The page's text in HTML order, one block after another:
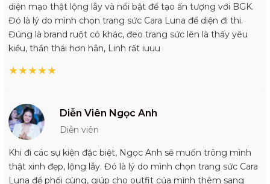
diện mạo thật lộng lẫy và nổi bật để tạo ấn tượng với BGK.
Đó là lý do mình chọn trang sức Cara Luna để diện đi thi.
Đúng là brand ruột có khác, đeo trang sức lên là thấy yêu
kiều, thần thái hơn hẳn, Linh rất iuuu
★★★★★
Diễn Viên Ngọc Anh
Diễn viên
Khi đi các sự kiện đặc biệt, Ngọc Anh sẽ muốn trông mình
thật xinh đẹp, lộng lẫy. Đó là lý do mình chọn trang sức Cara
Luna để phối cùng, giúp cho outfit của mình thêm sang